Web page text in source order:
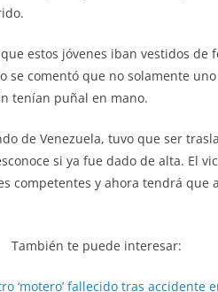
estos jóvenes iban vestidos de
se comentó que no solamente
tenían puñal en mano.
de Venezuela, tuvo que ser
si ya fue dado de alta. El
competentes y ahora tendrá que
También te puede interesar:
‘motero’ fallecido tras accidente